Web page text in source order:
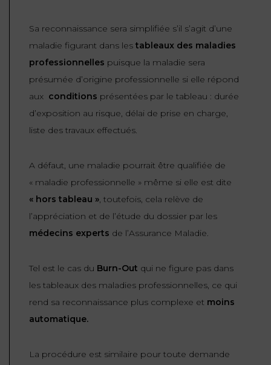
PRÉJUDICE
CORPOREL
HAUSSMANN
DROIT
DU
TOURISME
FONCTION
PUBLIQUE
DROIT
DES
ÉTRANGERS
DE
L’IMMIGRATION
DROIT
DE
Sa reconnaissance sera simplifiée s’il s’agit d’une
maladie figurant dans les tableaux des maladies
professionnelles puisque la maladie sera
présumée d’origine professionnelle si elle répond
aux conditions présentées par le tableau : durée
d’exposition au risque, délai de prise en charge,
liste des travaux effectués.
A défaut, une maladie pourrait être qualifiée de
« maladie professionnelle » même si elle est dite
« hors tableau », toutefois, cela relève de
l’appréciation et de l’étude du dossier par les
médecins experts de l’Assurance Maladie.
Tel est le cas du Burn-Out qui ne figure pas dans
les tableaux des maladies professionnelles, ce qui
rend sa reconnaissance plus complexe et moins
automatique.
La procédure est similaire pour toute demande